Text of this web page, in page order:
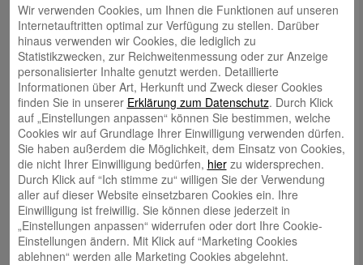
Volker Ehlebracht
Jens Flachmann
Wir verwenden Cookies, um Ihnen die Funktionen auf unseren
Internetauftritten optimal zur Verfügung zu stellen. Darüber
hinaus verwenden wir Cookies, die lediglich zu
Statistikzwecken, zur Reichweitenmessung oder zur Anzeige
personalisierter Inhalte genutzt werden. Detaillierte
Informationen über Art, Herkunft und Zweck dieser Cookies
finden Sie in unserer Erklärung zum Datenschutz. Durch Klick
auf „Einstellungen anpassen“ können Sie bestimmen, welche
Cookies wir auf Grundlage Ihrer Einwilligung verwenden dürfen.
Sie haben außerdem die Möglichkeit, dem Einsatz von Cookies,
die nicht Ihrer Einwilligung bedürfen, hierzu widersprechen.
Durch Klick auf “Ich stimme zu“ willigen Sie der Verwendung
aller auf dieser Website einsetzbaren Cookies ein. Ihre
Einwilligung ist freiwillig. Sie können diese jederzeit in
„Einstellungen anpassen“ widerrufen oder dort Ihre Cookie-
Einstellungen ändern. Mit Klick auf “Marketing Cookies
ablehnen“ werden alle Marketing Cookies abgelehnt.